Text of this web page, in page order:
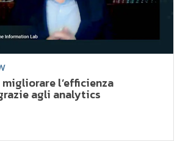
l’efficienza
agli analytics